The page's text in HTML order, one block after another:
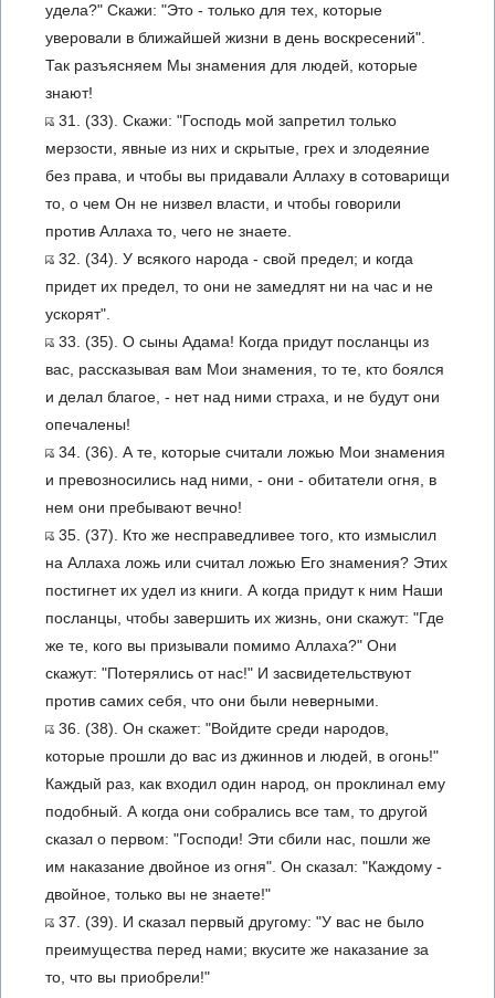
удела?" Скажи: "Это - только для тех, которые
уверовали в ближайшей жизни в день воскресений".
Так разъясняем Мы знамения для людей, которые
знают!
31. (33). Скажи: "Господь мой запретил только
мерзости, явные из них и скрытые, грех и злодеяние
без права, и чтобы вы придавали Аллаху в сотоварищи
то, о чем Он не низвел власти, и чтобы говорили
против Аллаха то, чего не знаете.
32. (34). У всякого народа - свой предел; и когда
придет их предел, то они не замедлят ни на час и не
ускорят".
33. (35). О сыны Адама! Когда придут посланцы из
вас, рассказывая вам Мои знамения, то те, кто боялся
и делал благое, - нет над ними страха, и не будут они
опечалены!
34. (36). А те, которые считали ложью Мои знамения
и превозносились над ними, - они - обитатели огня, в
нем они пребывают вечно!
35. (37). Кто же несправедливее того, кто измыслил
на Аллаха ложь или считал ложью Его знамения? Этих
постигнет их удел из книги. А когда придут к ним Наши
посланцы, чтобы завершить их жизнь, они скажут: "Где
же те, кого вы призывали помимо Аллаха?" Они
скажут: "Потерялись от нас!" И засвидетельствуют
против самих себя, что они были неверными.
36. (38). Он скажет: "Войдите среди народов,
которые прошли до вас из джиннов и людей, в огонь!"
Каждый раз, как входил один народ, он проклинал ему
подобный. А когда они собрались все там, то другой
сказал о первом: "Господи! Эти сбили нас, пошли же
им наказание двойное из огня". Он сказал: "Каждому -
двойное, только вы не знаете!"
37. (39). И сказал первый другому: "У вас не было
преимущества перед нами; вкусите же наказание за
то, что вы приобрели!"